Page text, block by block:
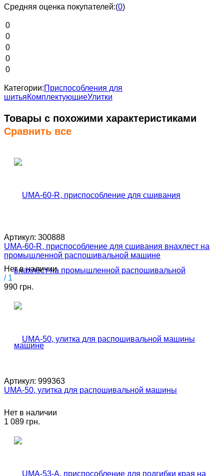
Средняя оценка покупателей:(0)
0
0
0
0
0
Категории:Приспособления для
шитьяКомплектующиеУлитки
Товары с похожими характеристиками
Сравнить все
Артикул: 300888
UMA-60-R, приспособление для сшивания внахлест на
промышленной распошивальной машине
Нет в наличии
/ 1
990 грн.
Артикул: 999363
UMA-50, улитка для распошивальной машины
Нет в наличии
1 089 грн.